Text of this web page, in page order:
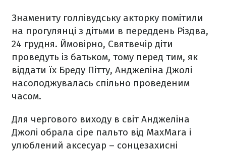
Знамениту голлівудську акторку помітили
на прогулянці з дітьми в переддень Різдва,
24 грудня. Ймовірно, Святвечір діти
проведуть із батьком, тому перед тим, як
віддати їх Бреду Пітту, Анджеліна Джолі
насолоджувалась спільно проведеним
часом.
Для чергового виходу в світ Анджеліна
Джолі обрала сіре пальто від MaxMara і
улюблений аксесуар – сонцезахисні